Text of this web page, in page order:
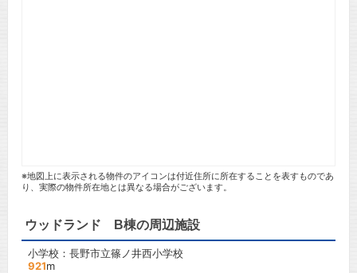
※地図上に表示される物件のアイコンは付近住所に所在することを表すものであ
り、実際の物件所在地とは異なる場合がございます。
ウッドランド B棟の周辺施設
小学校：長野市立篠ノ井西小学校
921m